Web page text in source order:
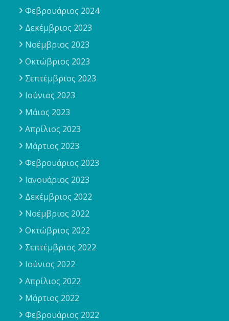
Φεβρουάριος 2024
Δεκέμβριος 2023
Νοέμβριος 2023
Οκτώβριος 2023
Σεπτέμβριος 2023
Ιούνιος 2023
Μάιος 2023
Απρίλιος 2023
Μάρτιος 2023
Φεβρουάριος 2023
Ιανουάριος 2023
Δεκέμβριος 2022
Νοέμβριος 2022
Οκτώβριος 2022
Σεπτέμβριος 2022
Ιούνιος 2022
Απρίλιος 2022
Μάρτιος 2022
Φεβρουάριος 2022